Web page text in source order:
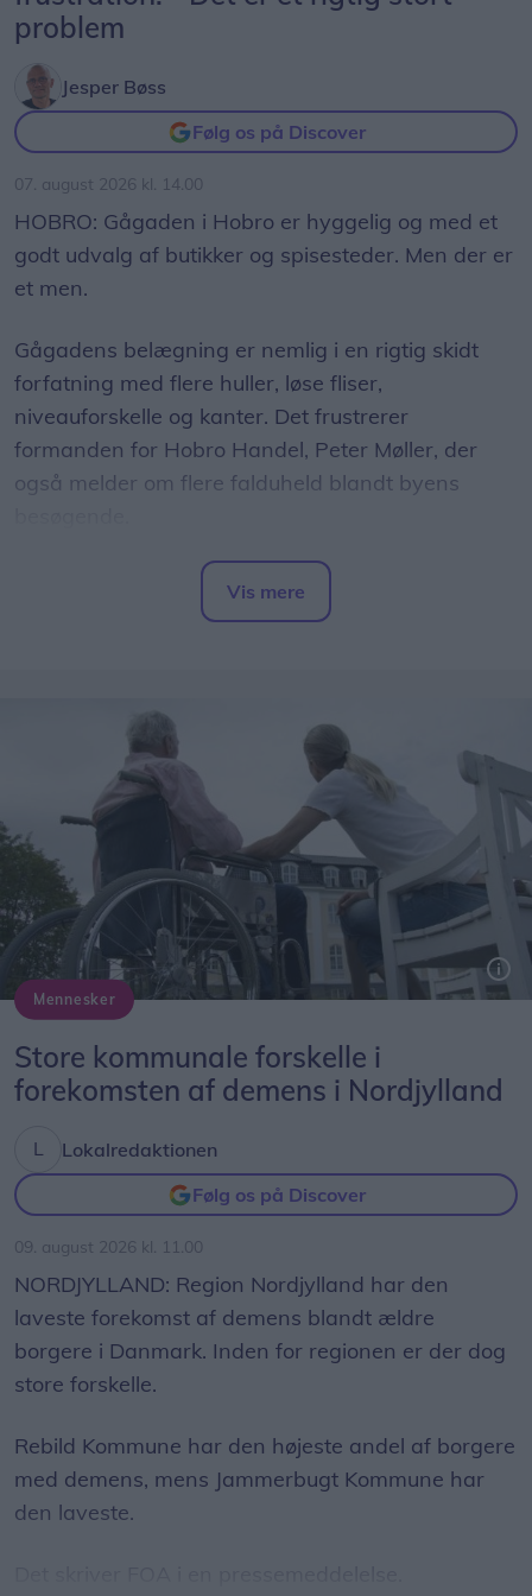
problem
Jesper Bøss
Følg os på Discover
07. august 2026 kl. 14.00
HOBRO: Gågaden i Hobro er hyggelig og med et
godt udvalg af butikker og spisesteder. Men der er
et men.
Gågadens belægning er nemlig i en rigtig skidt
forfatning med flere huller, løse fliser,
niveauforskelle og kanter. Det frustrerer
formanden for Hobro Handel, Peter Møller, der
også melder om flere falduheld blandt byens
- Det er et rigtigt stort problem, hvor der i år har
været et par større uheld med kunder, der er
en række små dagligdagsepisoder, hvor ældre
snubler og får hudafskrabninger. Simpelthen fordi
de bliver overrasket af en løs flise, en skarp kant
eller en niveauforskel. Det er på ingen måde
optimalt, lyder det fra Peter Møller.
- Problemet har stået på i flere år, hvor vi har haft
en løbende dialog med Park & Vej hos
Mariagerfjord Kommune. Vi tager dem da også
jævnligt med på en tur i gågaden, så de med egne
øjne kan se problemerne. Men det er som om, at
der ikke sker noget. Sådan føler vi det i hvert fald,
Vis mere
Mennesker
Store kommunale forskelle i
forekomsten af demens i Nordjylland
Lokalredaktionen
Følg os på Discover
09. august 2026 kl. 11.00
NORDJYLLAND: Region Nordjylland har den
laveste forekomst af demens blandt ældre
borgere i Danmark. Inden for regionen er der dog
store forskelle.
Rebild Kommune har den højeste andel af borgere
med demens, mens Jammerbugt Kommune har
den laveste.